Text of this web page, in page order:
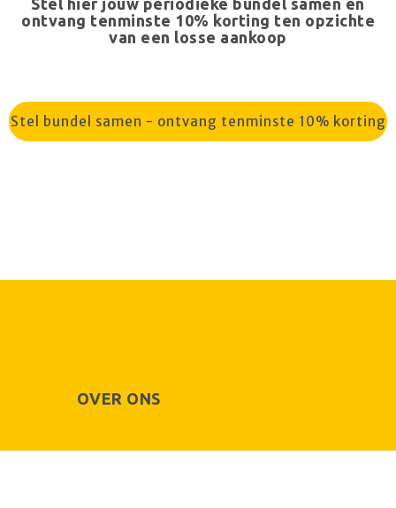
ontvang tenminste 10% korting ten opzichte
van een losse aankoop
Stel bundel samen - ontvang tenminste 10% korting
OVER ONS